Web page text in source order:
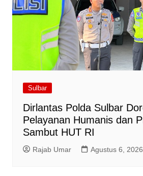
Sulbar
Dirlantas Polda Sulbar
Pelayanan Humanis dan
Sambut HUT RI
Rajab Umar Agustus 6, 2026